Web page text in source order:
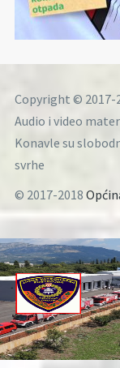
Copyright © 2017-
Audio i video
Konavle su
svrhe
© 2017-2018